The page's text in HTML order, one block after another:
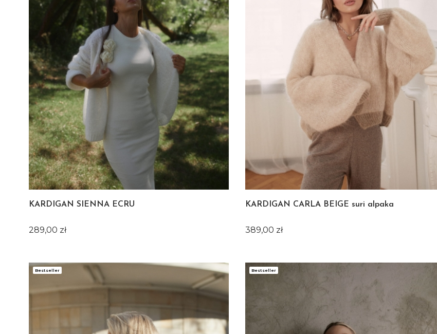
KARDIGAN SIENNA ECRU
Cena
289,00 zł
KARDIGAN CARLA BEIGE suri alpaka
Cena
389,00 zł
Bestseller Bestseller